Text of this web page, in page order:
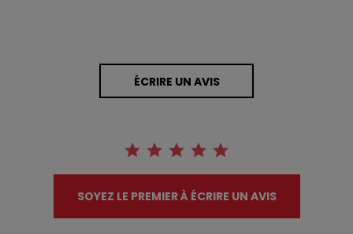
ÉCRIRE UN AVIS
SOYEZ LE PREMIER À ÉCRIRE UN AVIS